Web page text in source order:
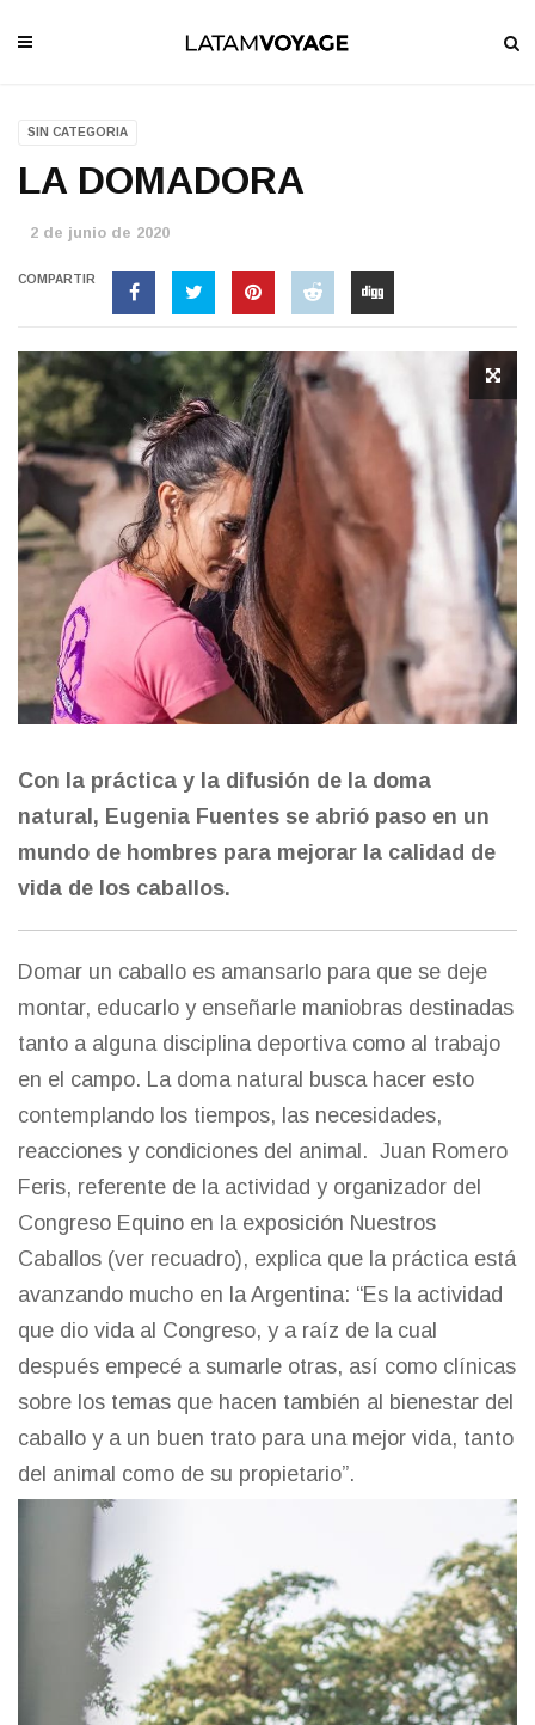
SIN CATEGORIA
LA DOMADORA
2 de junio de 2020
COMPARTIR
Con la práctica y la difusión de la doma
natural, Eugenia Fuentes se abrió paso en un
mundo de hombres para mejorar la calidad de
vida de los caballos.
Domar un caballo es amansarlo para que se deje
montar, educarlo y enseñarle maniobras destinadas
tanto a alguna disciplina deportiva como al trabajo
en el campo. La doma natural busca hacer esto
contemplando los tiempos, las necesidades,
reacciones y condiciones del animal. Juan Romero
Feris, referente de la actividad y organizador del
Congreso Equino en la exposición Nuestros
Caballos (ver recuadro), explica que la práctica está
avanzando mucho en la Argentina: “Es la actividad
que dio vida al Congreso, y a raíz de la cual
después empecé a sumarle otras, así como clínicas
sobre los temas que hacen también al bienestar del
caballo y a un buen trato para una mejor vida, tanto
del animal como de su propietario”.